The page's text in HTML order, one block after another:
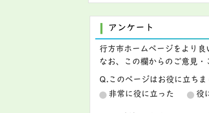
アンケート
行方市ホームページをより
なお、この欄からのご意見・
Q.このページはお役に立ちま
非常に役に立った
役